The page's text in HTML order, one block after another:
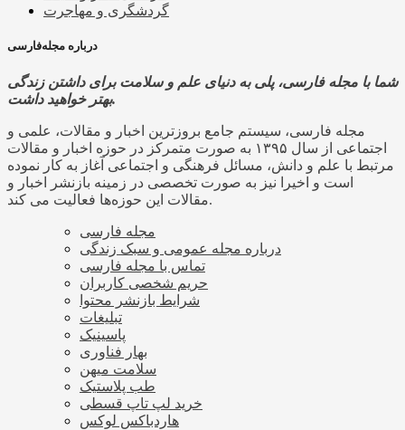
گردشگری و مهاجرت
درباره مجله‌فارسی
شما با مجله فارسی، پلی به دنیای علم و سلامت برای داشتن زندگی
بهتر خواهید داشت.
مجله فارسی، سیستم جامع بروزترین اخبار و مقالات، علمی و
اجتماعی از سال ۱۳۹۵ به صورت متمرکز در حوزه اخبار و مقالات
مرتبط با علم و دانش، مسائل فرهنگی و اجتماعی آغاز به کار نموده
است و اخیرا نیز به صورت تخصصی در زمینه بازنشر اخبار و
مقالات این حوزه‌ها فعالیت می کند.
مجله فارسی
درباره مجله عمومی و سبک زندگی
تماس با مجله فارسی
حریم شخصی کاربران
شرایط بازنشر محتوا
تبلیغات
پاسینیک
بهار فناوری
سلامت میهن
طب پلاستیک
خرید لپ تاپ قسطی
هاردباکس لوکس